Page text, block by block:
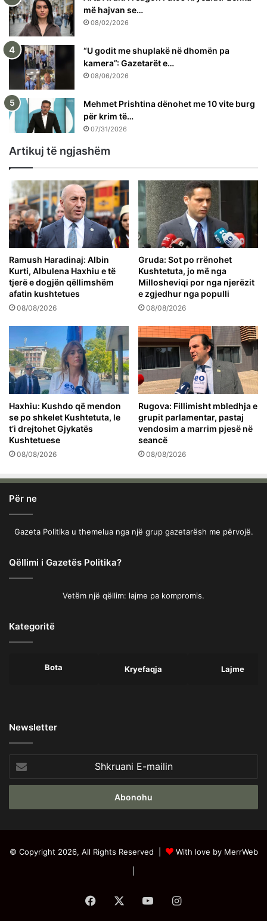
më hajvan se…
08/02/2026
“U godit me shuplakë në dhomën pa
kamera”: Gazetarët e…
08/06/2026
Mehmet Prishtina dënohet me 10 vite burg
për krim të…
07/31/2026
Artikuj të ngjashëm
Ramush Haradinaj: Albin
Kurti, Albulena Haxhiu e të
tjerë e dogjën qëllimshëm
afatin kushtetues
08/08/2026
Gruda: Sot po rrënohet
Kushtetuta, jo më nga
Millosheviqi por nga njerëzit
e zgjedhur nga populli
08/08/2026
Haxhiu: Kushdo që mendon
se po shkelet Kushtetuta, le
t’i drejtohet Gjykatës
Kushtetuese
08/08/2026
Rugova: Fillimisht mbledhja e
grupit parlamentar, pastaj
vendosim a marrim pjesë në
seancë
08/08/2026
Për ne
Gazeta Politika u themelua nga një grup gazetarësh me përvojë.
Qëllimi i Gazetës Politika?
Vetëm një qëllim: lajme pa kompromis.
Kategoritë
Bota Kryefaqja Lajme
Newsletter
E-
mailin
© Copyright 2026, All Rights Reserved |
With love by MerrWeb
Facebook YouTubeInstagram